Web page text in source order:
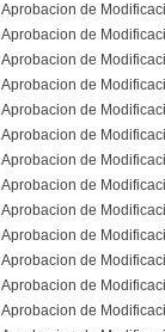
Aprobacion de
Aprobacion de
Aprobacion de
Aprobacion de
Aprobacion de
Aprobacion de
Aprobacion de
Aprobacion de
Aprobacion de
Aprobacion de
Aprobacion de
Aprobacion de
Aprobacion de